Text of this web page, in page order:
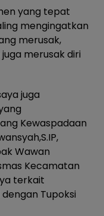
yang tepat
mengingatkan
merusak,
merusak diri
juga
Kewaspadaan
Wawan
Kecamatan
terkait
Tupoksi